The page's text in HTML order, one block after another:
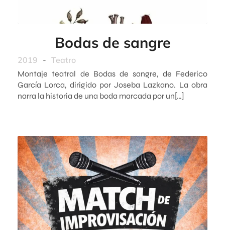
Bodas de sangre
2019 - Teatro
Montaje teatral de Bodas de sangre, de Federico
García Lorca, dirigido por Joseba Lazkano. La obra
narra la historia de una boda marcada por un[…]